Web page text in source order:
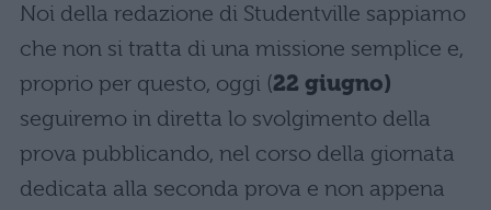
Noi della redazione di Studentville sappiamo
che non si tratta di una missione semplice e,
proprio per questo, oggi (22 giugno)
seguiremo in diretta lo svolgimento della
prova pubblicando, nel corso della giornata
dedicata alla seconda prova e non appena